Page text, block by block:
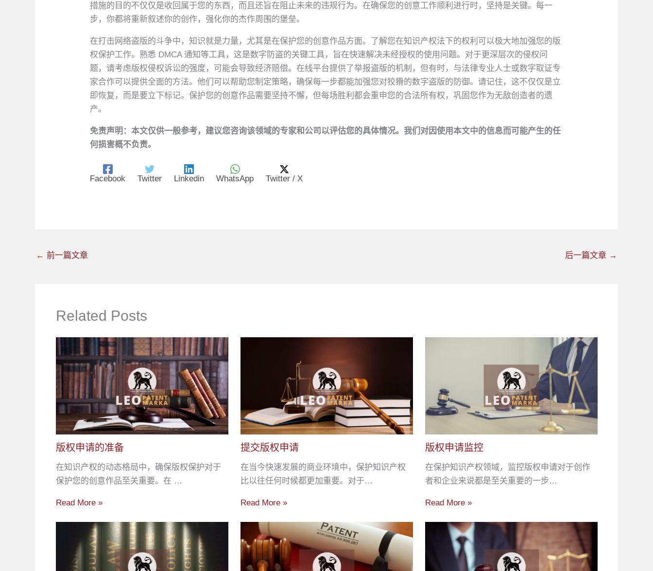
措施的目的不仅仅是收回属于您的东西，而且还旨在阻止未来的违规行为。在确保您的创意工作顺利进行时，坚持是关键。每一
步，你都将重新叙述你的创作，强化你的杰作周围的堡垒。
在打击网络盗版的斗争中，知识就是力量，尤其是在保护您的创意作品方面。了解您在知识产权法下的权利可以极大地加强您的版
权保护工作。熟悉 DMCA 通知等工具，这是数字防盗的关键工具，旨在快速解决未经授权的使用问题。对于更深层次的侵权问
题，请考虑版权侵权诉讼的强度，可能会导致经济赔偿。在线平台提供了举报盗版的机制，但有时，与法律专业人士或数字取证专
家合作可以提供全面的方法。他们可以帮助您制定策略，确保每一步都能加强您对狡猾的数字盗版的防御。请记住，这不仅仅是立
即恢复，而是要立下标记。保护您的创意作品需要坚持不懈，但每场胜利都会重申您的合法所有权，巩固您作为无敌创造者的遗
产。
免责声明：本文仅供一般参考，建议您咨询该领域的专家和公司以评估您的具体情况。我们对因使用本文中的信息而可能产生的任
何损害概不负责。
Facebook Twitter Linkedin WhatsApp Twitter / X
← 前一篇文章 后一篇文章 →
Related Posts
版权申请的准备
在知识产权的动态格局中，确保版权保护对于
保护您的创意作品至关重要。在 …
Read More »
提交版权申请
在当今快速发展的商业环境中，保护知识产权
比以往任何时候都更加重要。对于…
Read More »
版权申请监控
在保护知识产权领域，监控版权申请对于创作
者和企业来说都是至关重要的一步…
Read More »